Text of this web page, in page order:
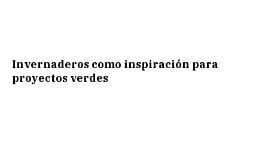
Invernaderos como inspiración para
proyectos verdes